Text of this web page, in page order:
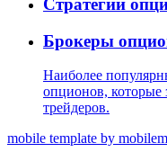
Стратегии
Брокеры
Наиболее
опционов, которые
трейдеров.
mobile template by